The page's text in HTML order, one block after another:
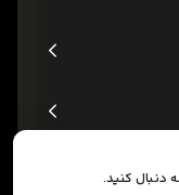
دنبال کنید.